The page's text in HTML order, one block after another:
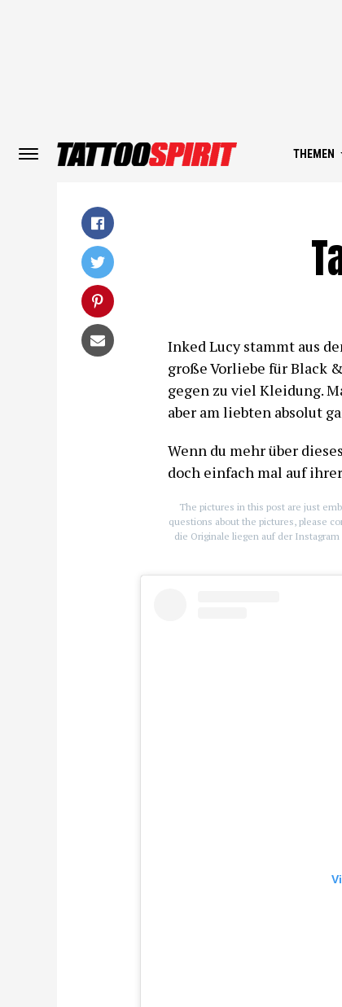
THEMEN
Inked Lucy stammt aus
große Vorliebe für Black
gegen zu viel Kleidung.
aber am liebten absolut
Wenn du mehr über
doch einfach mal auf
The pictures in this post are just
questions about the pictures, please
die Originale liegen auf der